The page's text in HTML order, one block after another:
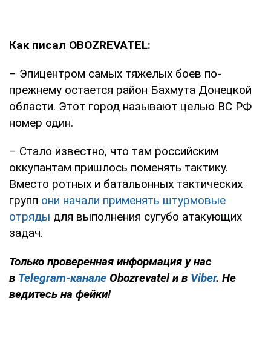
Как писал OBOZREVATEL:
– Эпицентром самых тяжелых боев по-
прежнему остается район Бахмута Донецкой
области. Этот город называют целью ВС РФ
номер один.
– Стало известно, что там российским
оккупантам пришлось поменять тактику.
Вместо ротных и батальонных тактических
групп они начали применять штурмовые
отряды для выполнения сугубо атакующих
задач.
Только проверенная информация у нас
в Telegram-канале Obozrevatel и в Viber. Не
ведитесь на фейки!